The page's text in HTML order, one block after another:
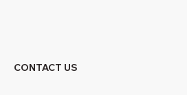
CONTACT US